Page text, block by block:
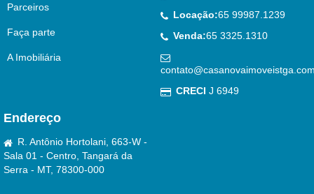
Parceiros
Faça parte
A Imobiliária
Locação:65 99987.1239
Venda:65 3325.1310
CRECI J 6949
Endereço
R. Antônio Hortolani, 663-W -
Sala 01 - Centro, Tangará da
Serra - MT, 78300-000